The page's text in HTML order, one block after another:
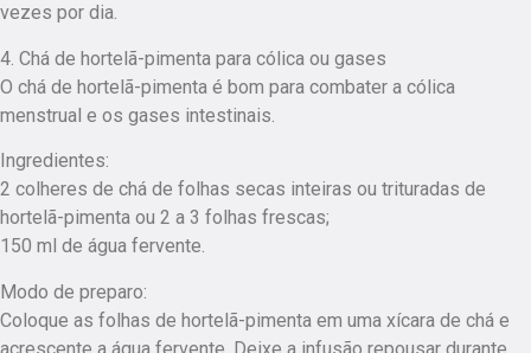
vezes por dia.
4. Chá de hortelã-pimenta para cólica ou gases
O chá de hortelã-pimenta é bom para combater a cólica
menstrual e os gases intestinais.
Ingredientes:
2 colheres de chá de folhas secas inteiras ou trituradas de
hortelã-pimenta ou 2 a 3 folhas frescas;
150 ml de água fervente.
Modo de preparo:
Coloque as folhas de hortelã-pimenta em uma xícara de chá e
acrescente a água fervente. Deixe a infusão repousar durante